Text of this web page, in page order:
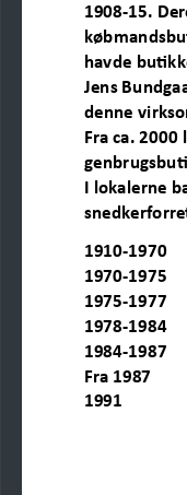
1908-15.
havde
Jens
denne
Fra ca. 2000
I lokalerne
1910-1970
1970-1975
1975-1977
1978-1984
1984-1987
Fra 1987
1991